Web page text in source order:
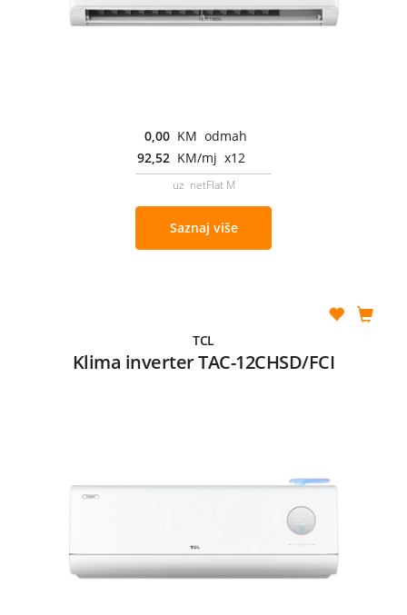
0,00 KM odmah
92,52 KM/mj x12
uz netFlat M
Saznaj više
TCL
Klima inverter TAC-12CHSD/FCI